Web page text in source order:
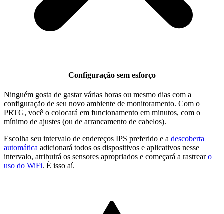
Configuração sem esforço
Ninguém gosta de gastar várias horas ou mesmo dias com a
configuração de seu novo ambiente de monitoramento. Com o
PRTG, você o colocará em funcionamento em minutos, com o
mínimo de ajustes (ou de arrancamento de cabelos).
Escolha seu intervalo de endereços IPS preferido e a descoberta
automática adicionará todos os dispositivos e aplicativos nesse
intervalo, atribuirá os sensores apropriados e começará a rastrearo
uso do WiFi. É isso aí.